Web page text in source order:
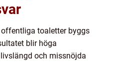
toaletter byggs
blir höga
och missnöjda